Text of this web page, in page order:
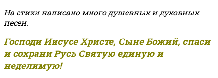
На стихи написано много душевных и духовных
песен.
Господи Иисусе Христе, Сыне Божий, спаси
и сохрани Русь Святую единую и
неделимую!